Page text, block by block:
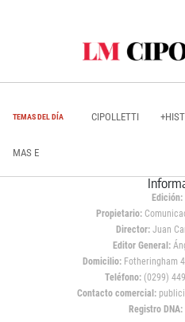
TEMAS DEL DÍA CIPOLLETTI
MAS E
Edición:
Propietario:
Director: Juan
Editor General:
Domicilio:Fotheringham
Teléfono: (0299)
Contacto comercial:
Registro